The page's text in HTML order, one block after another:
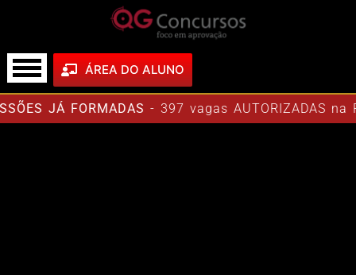
ÁREA DO ALUNO
JÁ FORMADAS- 397 vagas AUTORIZADAS na